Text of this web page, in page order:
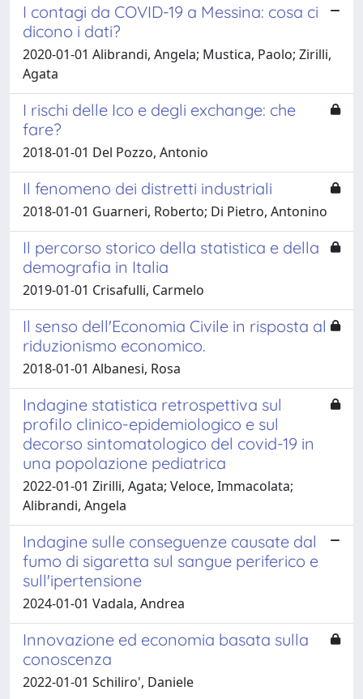
I contagi da COVID-19 a Messina: cosa ci
dicono i dati?
2020-01-01 Alibrandi, Angela; Mustica, Paolo; Zirilli,
Agata
I rischi delle Ico e degli exchange: che
fare?
2018-01-01 Del Pozzo, Antonio
Il fenomeno dei distretti industriali
2018-01-01 Guarneri, Roberto; Di Pietro, Antonino
Il percorso storico della statistica e della
demografia in Italia
2019-01-01 Crisafulli, Carmelo
Il senso dell'Economia Civile in risposta al
riduzionismo economico.
2018-01-01 Albanesi, Rosa
Indagine statistica retrospettiva sul
profilo clinico-epidemiologico e sul
decorso sintomatologico del covid-19 in
una popolazione pediatrica
2022-01-01 Zirilli, Agata; Veloce, Immacolata;
Alibrandi, Angela
Indagine sulle conseguenze causate dal
fumo di sigaretta sul sangue periferico e
sull'ipertensione
2024-01-01 Vadala, Andrea
Innovazione ed economia basata sulla
conoscenza
2022-01-01 Schiliro', Daniele